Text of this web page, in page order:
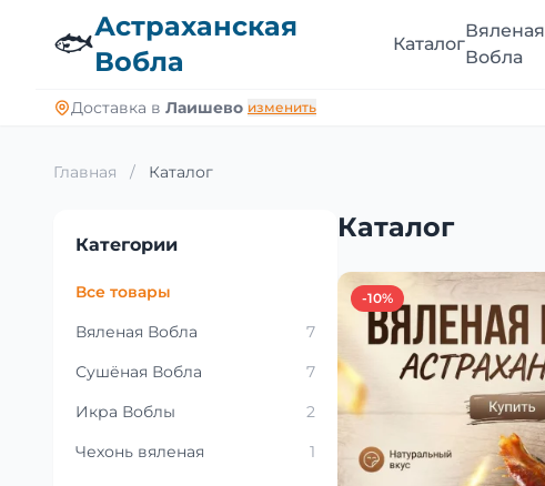
🐟Астраханская
Вобла
Каталог
Вяленая
Вобла
Доставка в Лаишево изменить
Главная / Каталог
Категории
Все товары
Вяленая Вобла
7
Сушёная Вобла
7
Икра Воблы
2
Чехонь вяленая
1
Каталог
-10%